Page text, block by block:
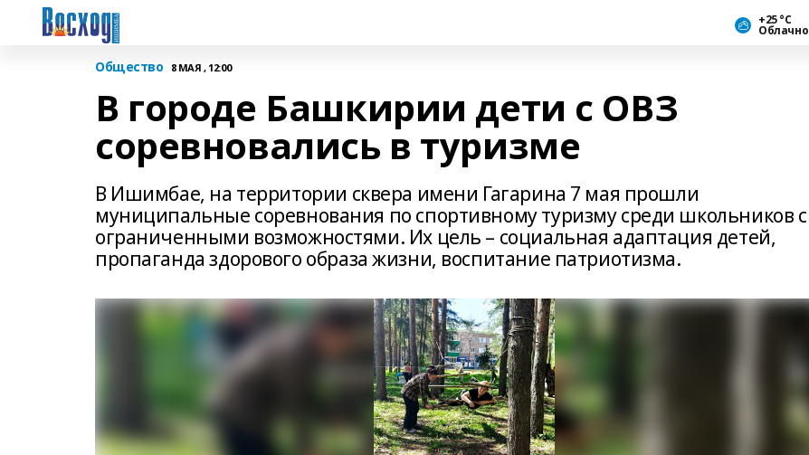
+25 °С
Облачно
Общество 8 МАЯ , 12:00
В городе Башкирии дети с ОВЗ
соревновались в туризме
В Ишимбае, на территории сквера имени Гагарина 7 мая прошли
муниципальные соревнования по спортивному туризму среди школьников с
ограниченными возможностями. Их цель – социальная адаптация детей,
пропаганда здорового образа жизни, воспитание патриотизма.